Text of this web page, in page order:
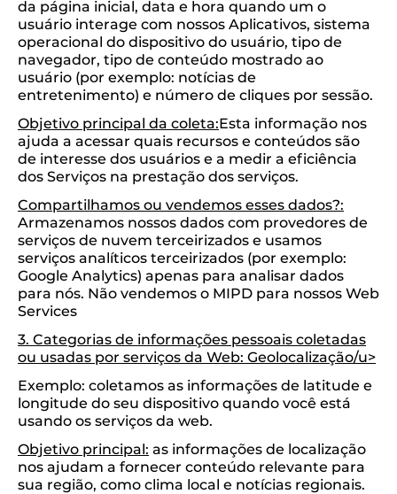
da página inicial, data e hora quando um o
usuário interage com nossos Aplicativos, sistema
operacional do dispositivo do usuário, tipo de
navegador, tipo de conteúdo mostrado ao
usuário (por exemplo: notícias de
entretenimento) e número de cliques por sessão.
Objetivo principal da coleta:Esta informação nos
ajuda a acessar quais recursos e conteúdos são
de interesse dos usuários e a medir a eficiência
dos Serviços na prestação dos serviços.
Compartilhamos ou vendemos esses dados?:
Armazenamos nossos dados com provedores de
serviços de nuvem terceirizados e usamos
serviços analíticos terceirizados (por exemplo:
Google Analytics) apenas para analisar dados
para nós. Não vendemos o MIPD para nossos Web
Services
3. Categorias de informações pessoais coletadas
ou usadas por serviços da Web: Geolocalização/u>
Exemplo: coletamos as informações de latitude e
longitude do seu dispositivo quando você está
usando os serviços da web.
Objetivo principal: as informações de localização
nos ajudam a fornecer conteúdo relevante para
sua região, como clima local e notícias regionais.